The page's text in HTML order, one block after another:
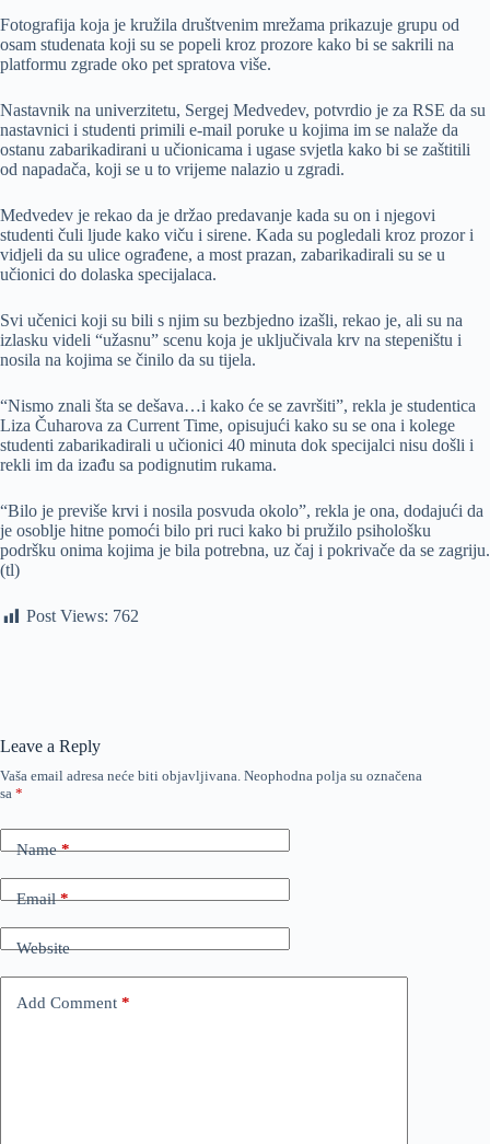
Fotografija koja je kružila društvenim mrežama prikazuje grupu od
osam studenata koji su se popeli kroz prozore kako bi se sakrili na
platformu zgrade oko pet spratova više.
Nastavnik na univerzitetu, Sergej Medvedev, potvrdio je za RSE da su
nastavnici i studenti primili e-mail poruke u kojima im se nalaže da
ostanu zabarikadirani u učionicama i ugase svjetla kako bi se zaštitili
od napadača, koji se u to vrijeme nalazio u zgradi.
Medvedev je rekao da je držao predavanje kada su on i njegovi
studenti čuli ljude kako viču i sirene. Kada su pogledali kroz prozor i
vidjeli da su ulice ograđene, a most prazan, zabarikadirali su se u
učionici do dolaska specijalaca.
Svi učenici koji su bili s njim su bezbjedno izašli, rekao je, ali su na
izlasku videli “užasnu” scenu koja je uključivala krv na stepeništu i
nosila na kojima se činilo da su tijela.
“Nismo znali šta se dešava…i kako će se završiti”, rekla je studentica
Liza Čuharova za Current Time, opisujući kako su se ona i kolege
studenti zabarikadirali u učionici 40 minuta dok specijalci nisu došli i
rekli im da izađu sa podignutim rukama.
“Bilo je previše krvi i nosila posvuda okolo”, rekla je ona, dodajući da
je osoblje hitne pomoći bilo pri ruci kako bi pružilo psihološku
podršku onima kojima je bila potrebna, uz čaj i pokrivače da se zagriju.
(tl)
Post Views: 762
Leave a Reply
Vaša email adresa neće biti objavljivana. Neophodna polja su označena
sa *
Name*
Email*
Website
Add Comment *